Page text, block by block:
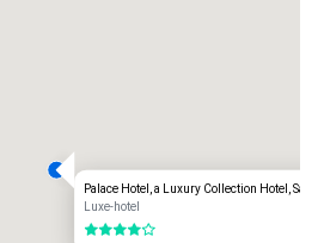
Palace Hotel, a Luxury Collection Hotel, San
Luxe-hotel
4 van 5